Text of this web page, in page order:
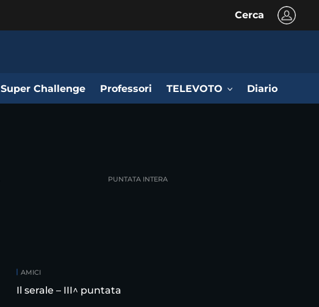
Cerca
Super Challenge Professori TELEVOTO Diario
AMICI
Il serale – III^ puntata
PUNTATA INTERA